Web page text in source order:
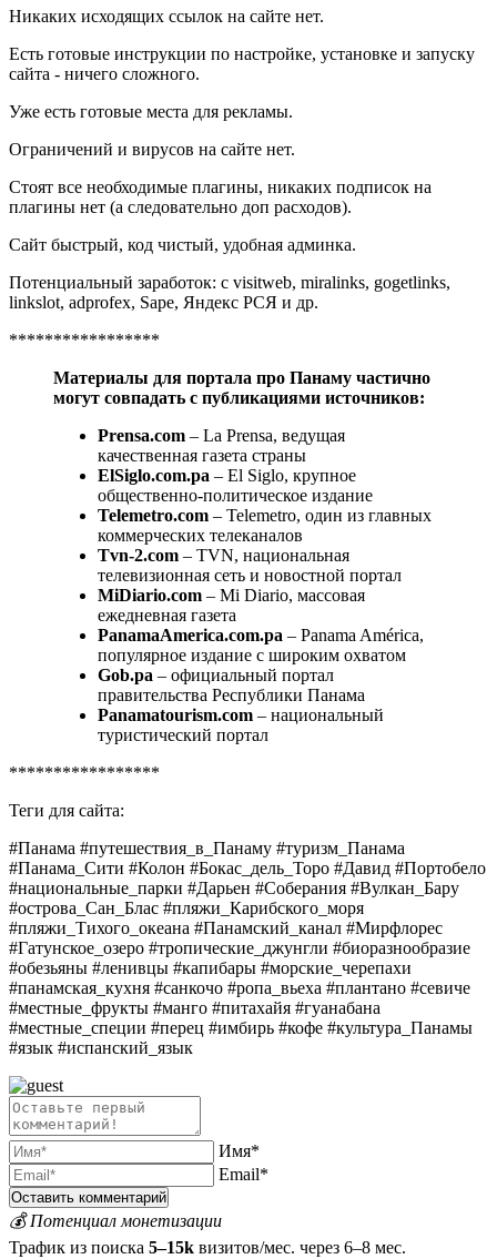
Никаких исходящих ссылок на сайте нет.
Есть готовые инструкции по настройке, установке и запуску
сайта - ничего сложного.
Уже есть готовые места для рекламы.
Ограничений и вирусов на сайте нет.
Стоят все необходимые плагины, никаких подписок на
плагины нет (а следовательно доп расходов).
Сайт быстрый, код чистый, удобная админка.
Потенциальный заработок: с visitweb, miralinks, gogetlinks,
linkslot, adprofex, Sape, Яндекс РСЯ и др.
*****************
Материалы для портала про Панаму частично
могут совпадать с публикациями источников:
Prensa.com – La Prensa, ведущая
качественная газета страны
ElSiglo.com.pa – El Siglo, крупное
общественно-политическое издание
Telemetro.com – Telemetro, один из главных
коммерческих телеканалов
Tvn-2.com – TVN, национальная
телевизионная сеть и новостной портал
MiDiario.com – Mi Diario, массовая
ежедневная газета
PanamaAmerica.com.pa – Panama América,
популярное издание с широким охватом
Gob.pa – официальный портал
правительства Республики Панама
Panamatourism.com – национальный
туристический портал
*****************
Теги для сайта:
#Панама #путешествия_в_Панаму #туризм_Панама
#Панама_Сити #Колон #Бокас_дель_Торо #Давид #Портобело
#национальные_парки #Дарьен #Соберания #Вулкан_Бару
#острова_Сан_Блас #пляжи_Карибского_моря
#пляжи_Тихого_океана #Панамский_канал #Мирфлорес
#Гатунское_озеро #тропические_джунгли #биоразнообразие
#обезьяны #ленивцы #капибары #морские_черепахи
#панамская_кухня #санкочо #ропа_вьеха #плантано #севиче
#местные_фрукты #манго #питахайя #гуанабана
#местные_специи #перец #имбирь #кофе #культура_Панамы
#язык #испанский_язык
Имя*
Email*
💰 Потенциал монетизации
Трафик из поиска 5–15k визитов/мес. через 6–8 мес.